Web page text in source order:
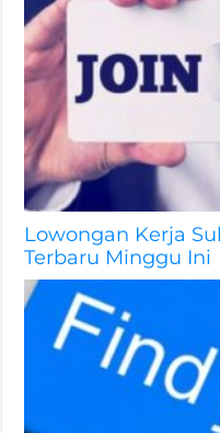
Lowongan Kerja
Terbaru Minggu Ini